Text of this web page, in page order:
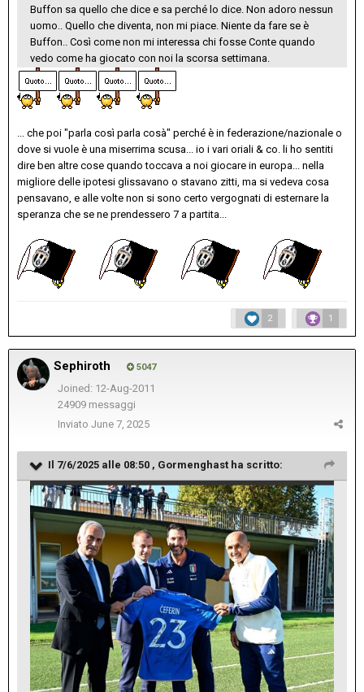
Buffon sa quello che dice e sa perché lo dice. Non adoro nessun
uomo.. Quello che diventa, non mi piace. Niente da fare se è
Buffon.. Così come non mi interessa chi fosse Conte quando
vedo come ha giocato con noi la scorsa settimana.
... che poi "parla così parla cosà" perché è in federazione/nazionale o
dove si vuole è una miserrima scusa... io i vari oriali & co. li ho sentiti
dire ben altre cose quando toccava a noi giocare in europa... nella
migliore delle ipotesi glissavano o stavano zitti, ma si vedeva cosa
pensavano, e alle volte non si sono certo vergognati di esternare la
speranza che se ne prendessero 7 a partita...
2 1
Sephiroth 5047
Joined: 12-Aug-2011
24909 messaggi
Inviato June 7, 2025
Il 7/6/2025 alle 08:50 , Gormenghast ha scritto: